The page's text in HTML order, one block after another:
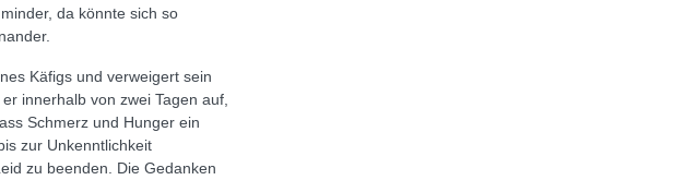
da könnte sich so
Käfigs und verweigert sein
innerhalb von zwei Tagen auf,
Schmerz und Hunger ein
zur Unkenntlichkeit
zu beenden. Die Gedanken